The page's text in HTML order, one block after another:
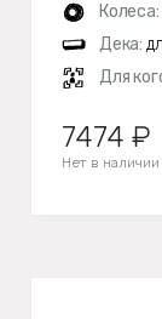
Колеса:
Дека:
Для
7474 ₽
Нет в наличии